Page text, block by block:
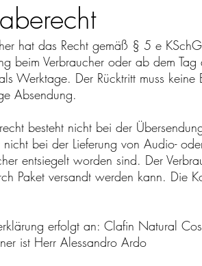
hat das Recht gemäß § 5 e
beim Verbraucher oder ab dem Tag
Werktage. Der Rücktritt muss
Absendung.
besteht nicht bei der
nicht bei der Lieferung von Audio-
entsiegelt worden sind. Der
Paket versandt werden kann. Die
erfolgt an: Clafin Natural
ist Herr Alessandro Ardo